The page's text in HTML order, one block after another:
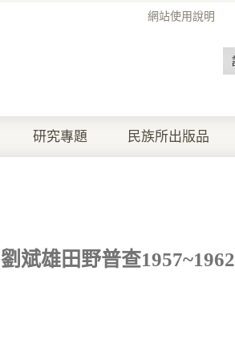
網站使用說明
研究專題 民族所出版品
劉斌雄田野普查1957~1962